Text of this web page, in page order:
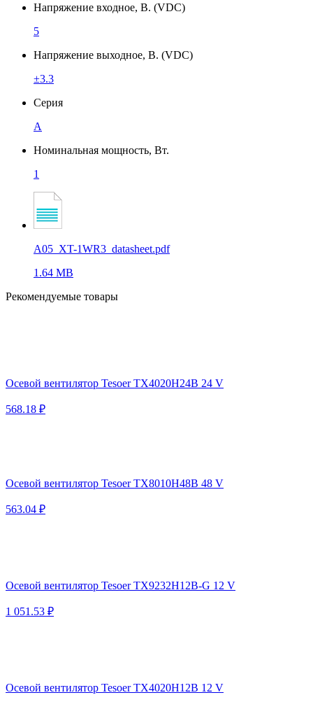
Напряжение входное, В. (VDC)
5
Напряжение выходное, В. (VDC)
±3.3
Серия
A
Номинальная мощность, Вт.
1
A05_XT-1WR3_datasheet.pdf
1.64 MB
Рекомендуемые товары
Осевой вентилятор Tesoer TX4020H24B 24 V
568.18 ₽
Осевой вентилятор Tesoer TX8010H48B 48 V
563.04 ₽
Осевой вентилятор Tesoer TX9232H12B-G 12 V
1 051.53 ₽
Осевой вентилятор Tesoer TX4020H12B 12 V